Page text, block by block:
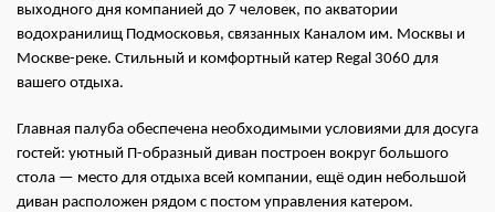
выходного дня компанией до 7 человек, по акватории
водохранилищ Подмосковья, связанных Каналом им. Москвы и
Москве-реке. Стильный и комфортный катер Regal 3060 для
вашего отдыха.
Главная палуба обеспечена необходимыми условиями для досуга
гостей: уютный П-образный диван построен вокруг большого
стола — место для отдыха всей компании, ещё один небольшой
диван расположен рядом с постом управления катером.